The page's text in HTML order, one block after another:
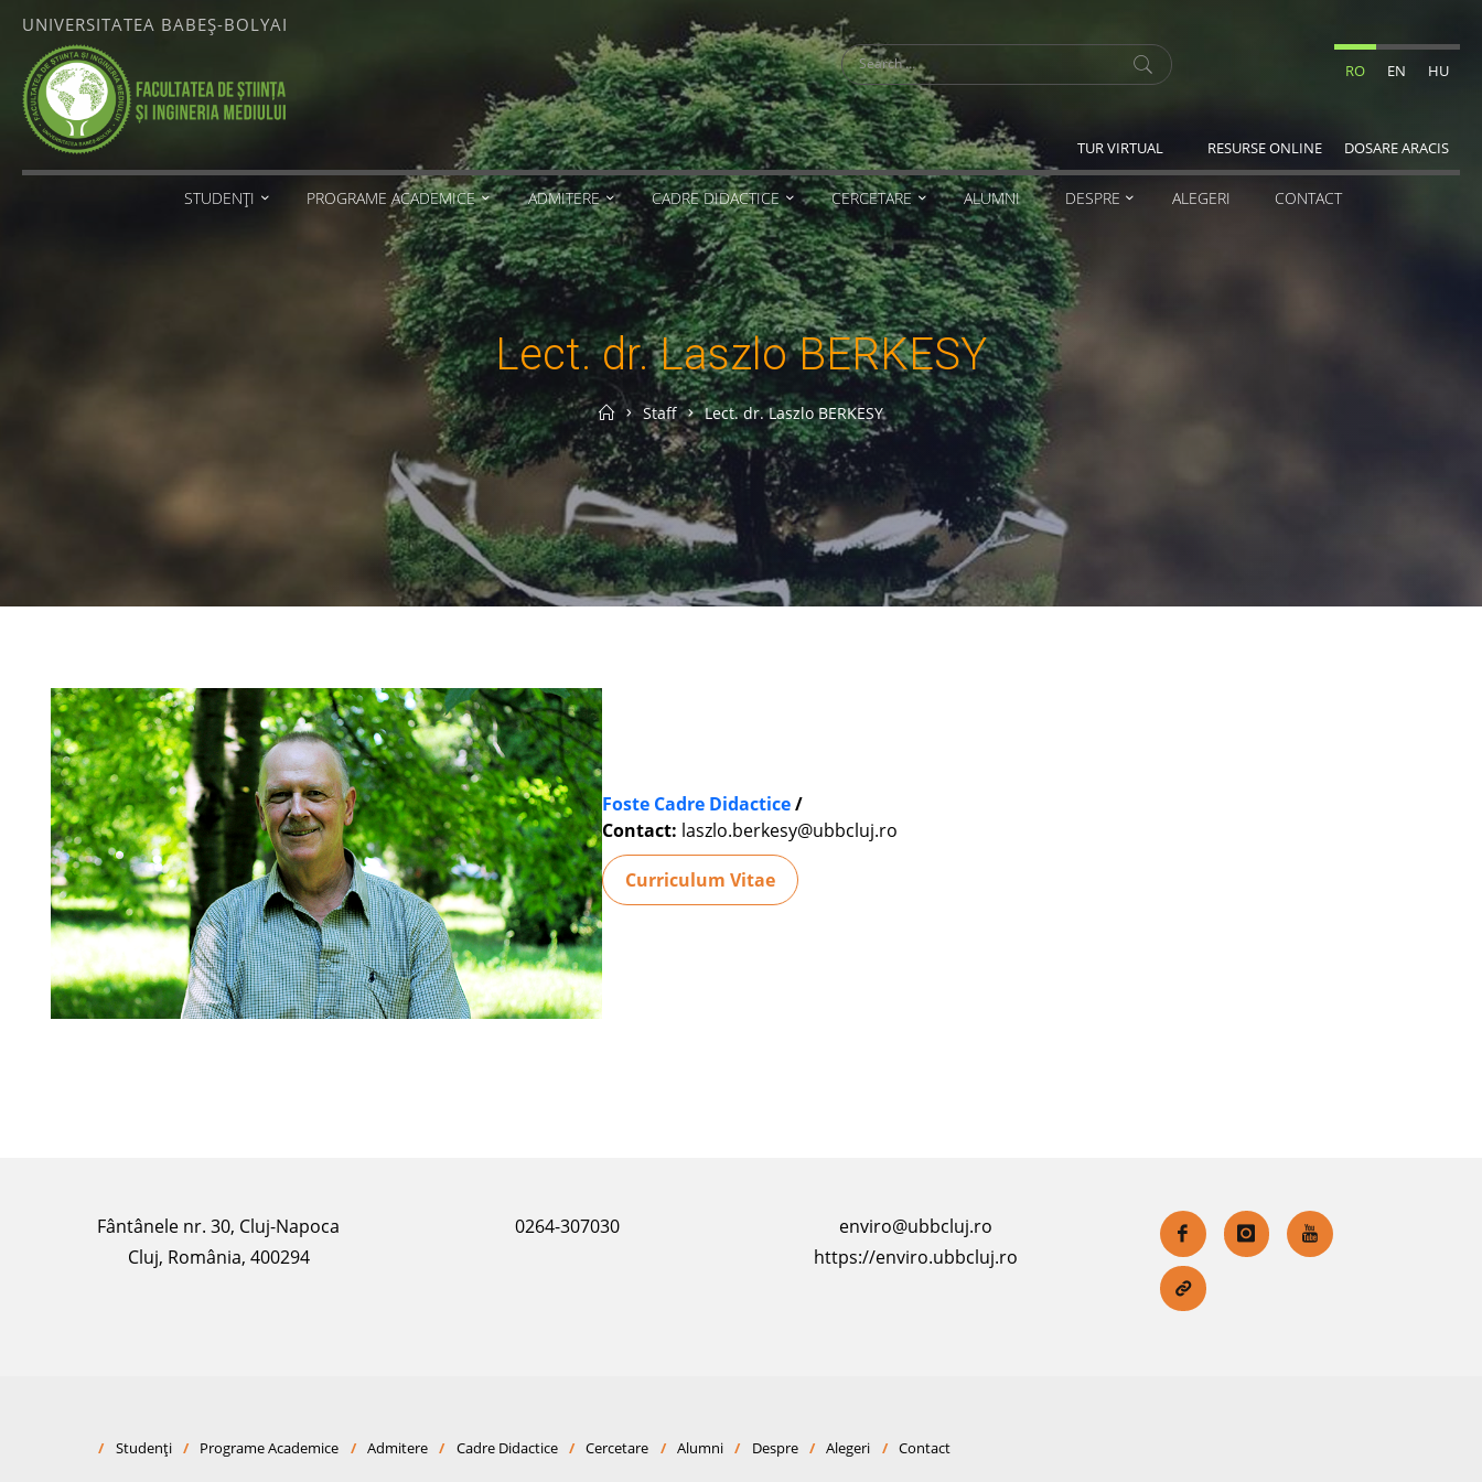
content
FACULTATEA
DE ȘTIINȚA
ȘI
INGINERIA
UNIVERSITATEA BABEȘ-BOLYAI
Search
for:
RO EN HU
TUR VIRTUAL RESURSE ONLINE DOSARE ARACIS
STUDENȚI PROGRAME ACADEMICE ADMITERE CADRE DIDACTICE CERCETARE ALUMNI DESPRE ALEGERI CONTACT
Lect. dr. Laszlo BERKESY
HomeStaff Lect. dr. Laszlo BERKESY
Foste Cadre Didactice/
Contact: laszlo.berkesy@ubbcluj.ro
Curriculum Vitae
Fântânele nr. 30, Cluj-Napoca
Cluj, România, 400294
0264-307030
enviro@ubbcluj.ro
https://enviro.ubbcluj.ro
/ Studenți / Programe Academice / Admitere / Cadre Didactice / Cercetare / Alumni / Despre / Alegeri / Contact